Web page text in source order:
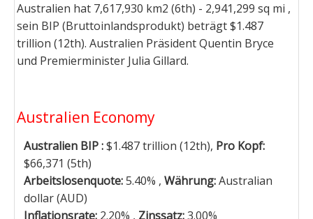
Australien hat 7,617,930 km2 (6th) - 2,941,299 sq mi ,
sein BIP (Bruttoinlandsprodukt) beträgt $1.487
trillion (12th). Australien Präsident Quentin Bryce
und Premierminister Julia Gillard.
Australien Economy
Australien BIP :$1.487 trillion (12th), Pro Kopf:
$66,371 (5th)
Arbeitslosenquote:5.40% , Währung:Australian
dollar (AUD)
Inflationsrate: 2.20% , Zinssatz:3.00%